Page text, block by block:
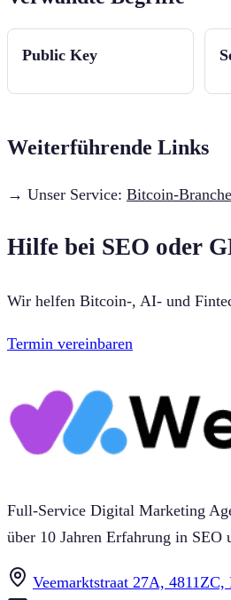
Public Key
Weiterführende Links
→ Unser Service: Bitcoin-Branche
Hilfe bei SEO oder
Wir helfen Bitcoin-, AI- und
Termin vereinbaren
Full-Service Digital Marketing
über 10 Jahren Erfahrung in
Veemarktstraat 27A, 4811ZC,